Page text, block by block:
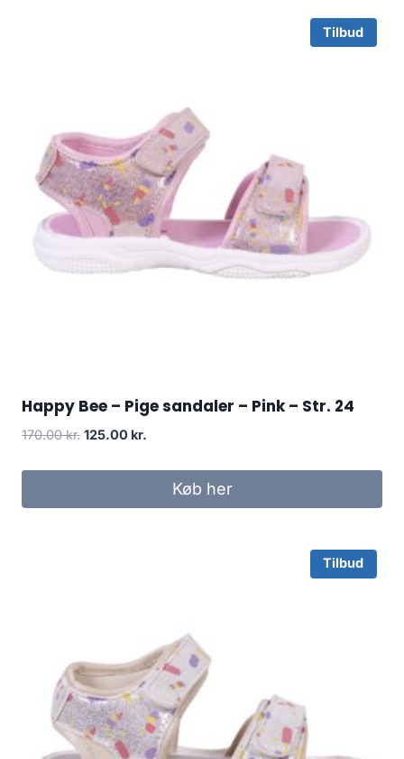
Tilbud
Happy Bee – Pige sandaler – Pink – Str. 24
170.00kr. Original
was:
125.00 kr.
is:
125.00 kr..
Køb her
Tilbud